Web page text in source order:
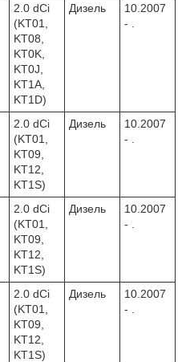
2.0 dCi
(KT01,
KT08,
KT0K,
KT0J,
KT1A,
KT1D)
Дизель
10.2007
- .
2.0 dCi
(KT01,
KT09,
KT12,
KT1S)
Дизель
10.2007
- .
2.0 dCi
(KT01,
KT09,
KT12,
KT1S)
Дизель
10.2007
- .
2.0 dCi
(KT01,
KT09,
KT12,
KT1S)
Дизель
10.2007
- .